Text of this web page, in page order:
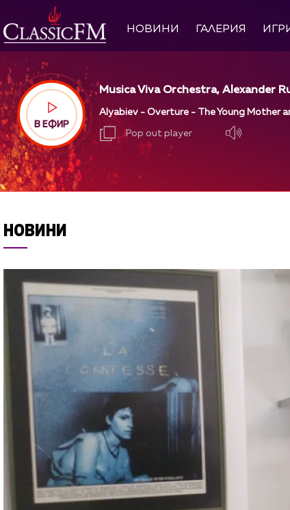
НОВИНИ ГАЛЕРИЯ
В ЕФИР
Musica Viva Orchestra, Alexander
Alyabiev - Overture - The Young Mother
Pop out player
НОВИНИ